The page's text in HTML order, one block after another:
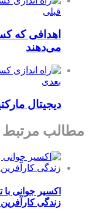
قبلی
اهدافی که
می‌دهند
بعدی
دیجیتال
مطالب مرتبط
اکسیر جوانی
زندگی